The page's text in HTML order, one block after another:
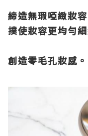
締造無瑕啞緻妝
撲使妝容更均勻細
創造零毛孔妝感。